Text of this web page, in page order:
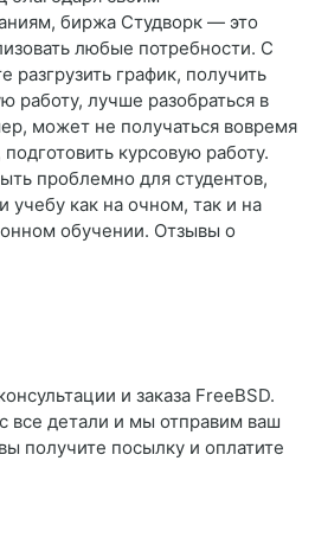
биржа Студворк — это
любые потребности. С
график, получить
работу, лучше разобраться в
может не получаться вовремя
курсовую работу.
проблемно для студентов,
как на очном, так и на
обучении. Отзывы о
и заказа FreeBSD.
все детали и мы отправим ваш
получите посылку и оплатите